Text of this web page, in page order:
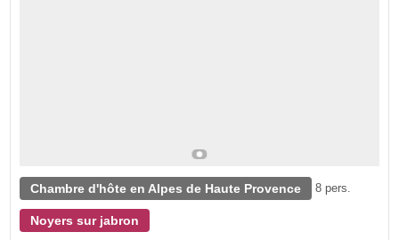
Chambre d'hôte en Alpes de Haute Provence 8 pers.
Noyers sur jabron